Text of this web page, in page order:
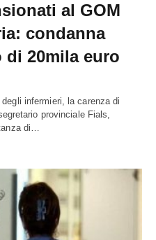
al GOM
condanna
20mila euro
infermieri, la carenza di
provinciale Fials,
di…